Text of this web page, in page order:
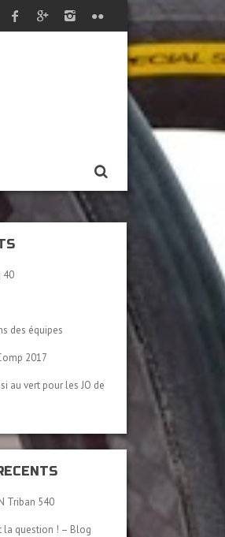
40
des équipes
2017
au vert pour les JO de
Triban 540
la question ! – Blog